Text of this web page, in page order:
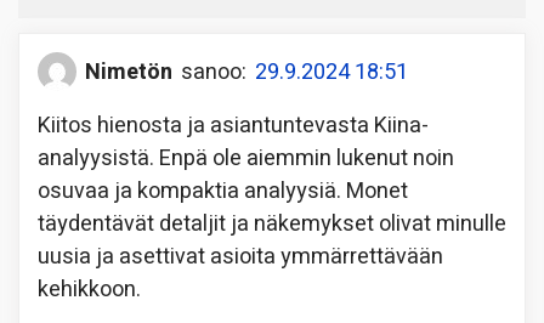
Nimetön sanoo: 29.9.2024 18:51
Kiitos hienosta ja asiantuntevasta Kiina-
analyysistä. Enpä ole aiemmin lukenut noin
osuvaa ja kompaktia analyysiä. Monet
täydentävät detaljit ja näkemykset olivat minulle
uusia ja asettivat asioita ymmärrettävään
kehikkoon.